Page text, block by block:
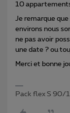
10
Je remarque
environs nous
ne pas avoir
une date ? ou
Merci et bonne
Pack flex S 90/